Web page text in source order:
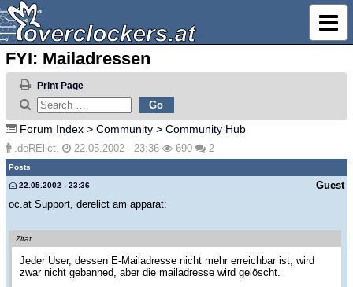
FYI: Mailadressen
Print Page
Forum Index > Community > Community Hub
.deRElict. 22.05.2002 - 23:36 690 2
Posts
Guest
22.05.2002 - 23:36
oc.at Support, derelict am apparat:
Zitat
Jeder User, dessen E-Mailadresse nicht mehr erreichbar ist, wird
zwar nicht gebanned, aber die mailadresse wird gelöscht.